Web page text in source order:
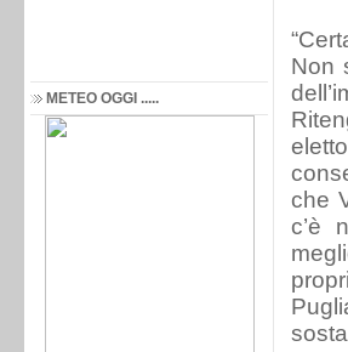
METEO OGGI .....
Non
che
c’è